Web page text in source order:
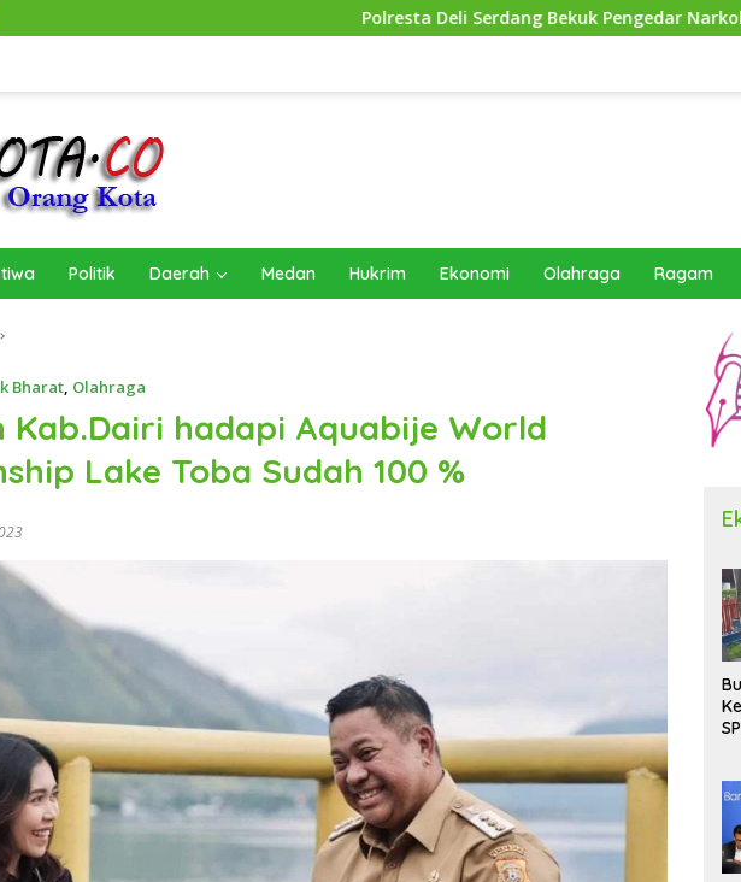
Polresta Deli Serdang Bekuk Pengedar Narkoba di Pagar Merbau
Politik Daerah Medan Hukrim Ekonomi Olahraga Ragam
Bharat, Olahraga
Kab.Dairi hadapi Aquabije World
Lake Toba Sudah 100 %